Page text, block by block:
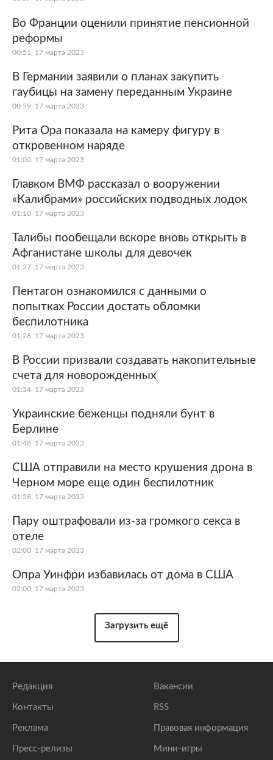
Во Франции оценили принятие пенсионной
реформы
00:51, 17 марта 2023
В Германии заявили о планах закупить
гаубицы на замену переданным Украине
00:59, 17 марта 2023
Рита Ора показала на камеру фигуру в
откровенном наряде
01:00, 17 марта 2023
Главком ВМФ рассказал о вооружении
«Калибрами» российских подводных лодок
01:10, 17 марта 2023
Талибы пообещали вскоре вновь открыть в
Афганистане школы для девочек
01:27, 17 марта 2023
Пентагон ознакомился с данными о
попытках России достать обломки
беспилотника
01:28, 17 марта 2023
В России призвали создавать накопительные
счета для новорожденных
01:34, 17 марта 2023
Украинские беженцы подняли бунт в
Берлине
01:48, 17 марта 2023
США отправили на место крушения дрона в
Черном море еще один беспилотник
01:58, 17 марта 2023
Пару оштрафовали из-за громкого секса в
отеле
02:00, 17 марта 2023
Опра Уинфри избавилась от дома в США
02:00, 17 марта 2023
Загрузить ещё
Редакция
Контакты
Реклама
Пресс-релизы
Вакансии
RSS
Правовая информация
Мини-игры